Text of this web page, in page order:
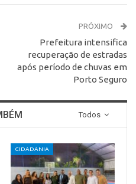
PRÓXIMO
Prefeitura intensifica
recuperação de estradas
após período de chuvas em
Porto Seguro
Todos
CIDADANIA